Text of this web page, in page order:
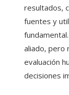
resultados,
fuentes y
aliado, pero
evaluación
decisiones